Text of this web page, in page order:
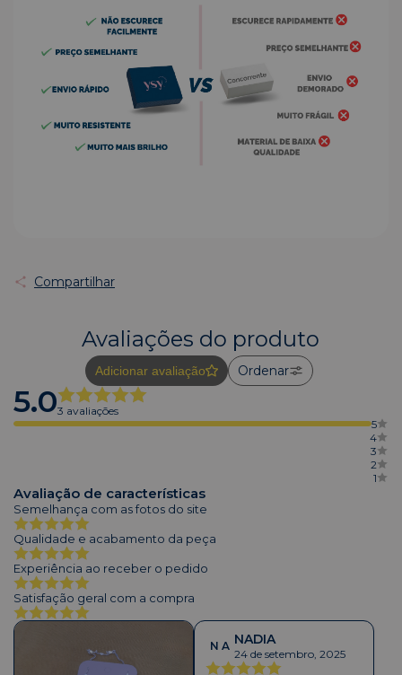
Compartilhar
Avaliações do produto
Adicionar avaliação Ordenar
5.03 avaliações
5
4
3
2
1
Avaliação de características
Semelhança com as fotos do site
Qualidade e acabamento da peça
Experiência ao receber o pedido
Satisfação geral com a compra
N A NADIA
24 de setembro, 2025